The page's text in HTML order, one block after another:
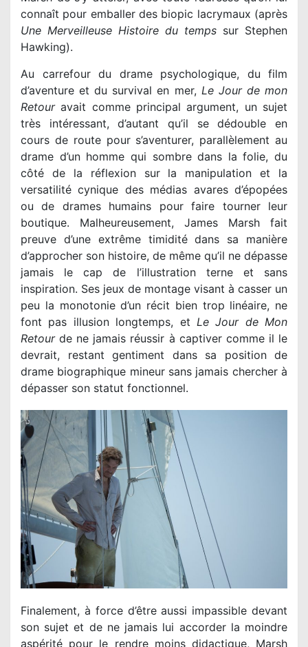
connaît pour emballer des biopic lacrymaux (après
Une Merveilleuse Histoire du temps sur Stephen
Hawking).
Au carrefour du drame psychologique, du film
d’aventure et du survival en mer, Le Jour de mon
Retouravait comme principal argument, un sujet
très intéressant, d’autant qu’il se dédouble en
cours de route pour s’aventurer, parallèlement au
drame d’un homme qui sombre dans la folie, du
côté de la réflexion sur la manipulation et la
versatilité cynique des médias avares d’épopées
ou de drames humains pour faire tourner leur
boutique. Malheureusement, James Marsh fait
preuve d’une extrême timidité dans sa manière
d’approcher son histoire, de même qu’il ne dépasse
jamais le cap de l’illustration terne et sans
inspiration. Ses jeux de montage visant à casser un
peu la monotonie d’un récit bien trop linéaire, ne
font pas illusion longtemps, et Le Jour de Mon
Retourde ne jamais réussir à captiver comme il le
devrait, restant gentiment dans sa position de
drame biographique mineur sans jamais chercher à
dépasser son statut fonctionnel.
Finalement, à force d’être aussi impassible devant
son sujet et de ne jamais lui accorder la moindre
aspérité pour le rendre moins didactique, Marsh